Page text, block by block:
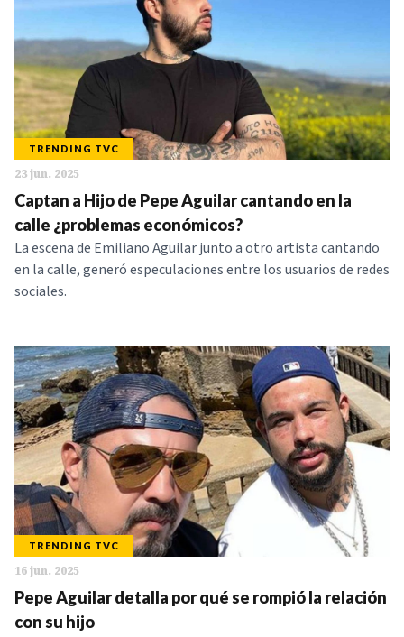
TRENDING TVC
23 jun. 2025
Captan a Hijo de Pepe Aguilar cantando en la
calle ¿problemas económicos?
La escena de Emiliano Aguilar junto a otro artista cantando
en la calle, generó especulaciones entre los usuarios de redes
sociales.
TRENDING TVC
16 jun. 2025
Pepe Aguilar detalla por qué se rompió la relación
con su hijo